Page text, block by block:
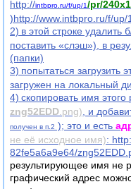
http://intbpro.ru/f/up/1/pr/
)http://www.intbpro.ru/f/
2) в этой строке удалить
поставить «слэш»), в
(папки)
3) попытаться загрузить
загружен на локальный
4) скопировать имя этого
zng52EDD .png) , и
получен в п.2 ); это и есть
не её исходное имя):
82fe5a6a9e64/
результирующее имя не
графический адрес